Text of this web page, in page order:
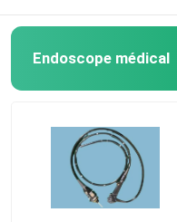
Endoscope médical